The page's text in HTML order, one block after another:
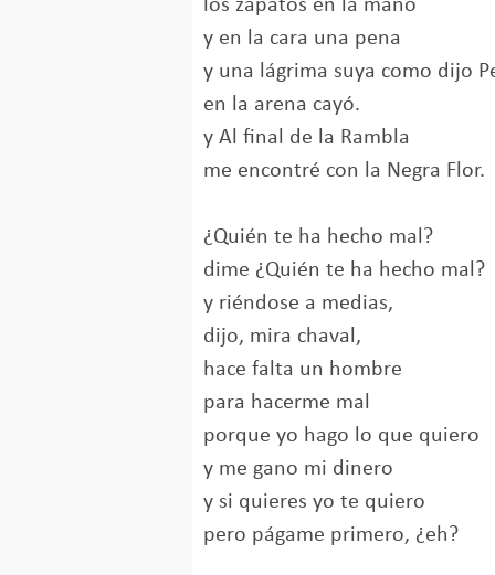
los zapatos en la mano
y en la cara una pena
y una lágrima suya como dijo
en la arena cayó.
y Al final de la Rambla
me encontré con la Negra Flor.
¿Quién te ha hecho mal?
dime ¿Quién te ha hecho mal?
y riéndose a medias,
dijo, mira chaval,
hace falta un hombre
para hacerme mal
porque yo hago lo que quiero
y me gano mi dinero
y si quieres yo te quiero
pero págame primero, ¿eh?